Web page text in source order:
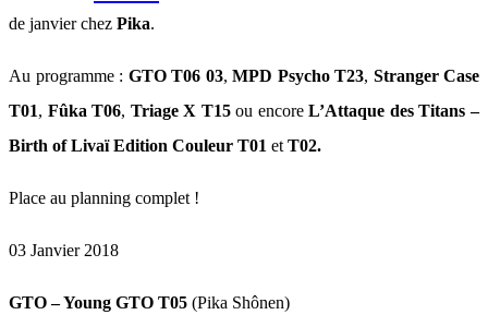
de janvier chez Pika.
Au programme : GTO T06 03, MPD Psycho T23, Stranger Case
T01, Fûka T06, Triage X T15ou encoreL’Attaque des Titans –
Birth of Livaï Edition Couleur T01 et T02.
Place au planning complet !
03 Janvier 2018
GTO – Young GTO T05 (Pika Shônen)